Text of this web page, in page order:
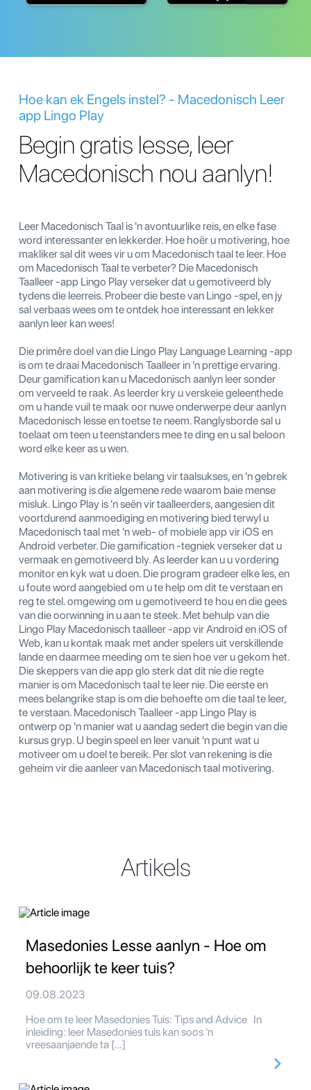
Hoe kan ek Engels instel? - Macedonisch Leer
app Lingo Play
Begin gratis lesse, leer
Macedonisch nou aanlyn!
Leer Macedonisch Taal is 'n avontuurlike reis, en elke fase
word interessanter en lekkerder. Hoe hoër u motivering, hoe
makliker sal dit wees vir u om Macedonisch taal te leer. Hoe
om Macedonisch Taal te verbeter? Die Macedonisch
Taalleer -app Lingo Play verseker dat u gemotiveerd bly
tydens die leerreis. Probeer die beste van Lingo -spel, en jy
sal verbaas wees om te ontdek hoe interessant en lekker
aanlyn leer kan wees!
Die primêre doel van die Lingo Play Language Learning -app
is om te draai Macedonisch Taalleer in 'n prettige ervaring.
Deur gamification kan u Macedonisch aanlyn leer sonder
om verveeld te raak. As leerder kry u verskeie geleenthede
om u hande vuil te maak oor nuwe onderwerpe deur aanlyn
Macedonisch lesse en toetse te neem. Ranglysborde sal u
toelaat om teen u teenstanders mee te ding en u sal beloon
word elke keer as u wen.
Motivering is van kritieke belang vir taalsukses, en 'n gebrek
aan motivering is die algemene rede waarom baie mense
misluk. Lingo Play is 'n seën vir taalleerders, aangesien dit
voortdurend aanmoediging en motivering bied terwyl u
Macedonisch taal met 'n web- of mobiele app vir iOS en
Android verbeter. Die gamification -tegniek verseker dat u
vermaak en gemotiveerd bly. As leerder kan u u vordering
monitor en kyk wat u doen. Die program gradeer elke les, en
u foute word aangebied om u te help om dit te verstaan ​​en
reg te stel. omgewing om u gemotiveerd te hou en die gees
van die oorwinning in u aan te steek. Met behulp van die
Lingo Play Macedonisch taalleer -app vir Android en iOS of
Web, kan u kontak maak met ander spelers uit verskillende
lande en daarmee meeding om te sien hoe ver u gekom het.
Die skeppers van die app glo sterk dat dit nie die regte
manier is om Macedonisch taal te leer nie. Die eerste en
mees belangrike stap is om die behoefte om die taal te leer,
te verstaan. Macedonisch Taalleer -app Lingo Play is
ontwerp op 'n manier wat u aandag sedert die begin van die
kursus gryp. U begin speel en leer vanuit 'n punt wat u
motiveer om u doel te bereik. Per slot van rekening is die
geheim vir die aanleer van Macedonisch taal motivering.
Artikels
Masedonies Lesse aanlyn - Hoe om
behoorlijk te keer tuis?
09.08.2023
Hoe om te leer Masedonies Tuis: Tips and Advice In
inleiding: leer Masedonies tuis kan soos 'n
vreesaanjaende ta […]